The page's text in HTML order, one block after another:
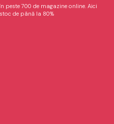
peste 700 de magazine online. Aici
de până la 80%